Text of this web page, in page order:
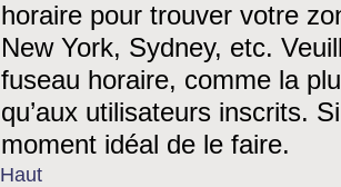
horaire pour trouver votre
New York, Sydney, etc.
fuseau horaire, comme la
qu’aux utilisateurs inscrits.
moment idéal de le faire.
Haut